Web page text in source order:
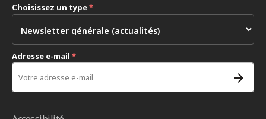
Choisissez un type*
Adresse e-mail *